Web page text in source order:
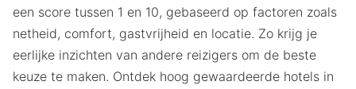
een score tussen 1 en 10, gebaseerd op factoren zoals
netheid, comfort, gastvrijheid en locatie. Zo krijg je
eerlijke inzichten van andere reizigers om de beste
keuze te maken. Ontdek hoog gewaardeerde hotels in